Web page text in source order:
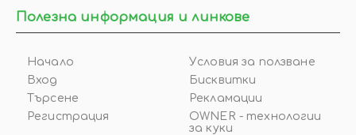
Полезна информация и линкове
Начало
Вход
Търсене
Регистрация
Условия за ползване
Бисквитки
Рекламации
OWNER - технологии
за куки